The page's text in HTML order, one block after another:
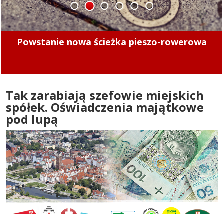
Minęły 4 lata. Sprawdziliśmy, czy kierowcy
1 2 3 4 5 6
Tak zarabiają szefowie miejskich
spółek. Oświadczenia majątkowe
pod lupą